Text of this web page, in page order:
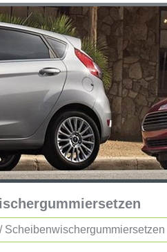
/ Scheibenwischergummiersetzen